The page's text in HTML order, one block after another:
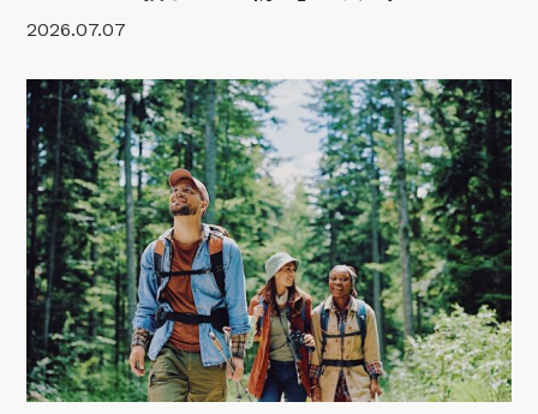
2026.07.07